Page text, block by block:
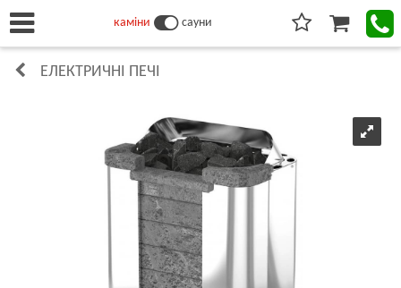
каміни сауни
ЕЛЕКТРИЧНІ ПЕЧІ